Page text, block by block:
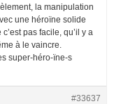
la manipulation
une héroïne solide
pas facile, qu’il y a
à le vaincre.
super-héro-ïne-s
#33637